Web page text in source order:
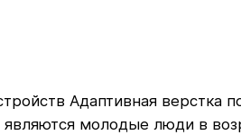
Адаптивная верстка
молодые люди в